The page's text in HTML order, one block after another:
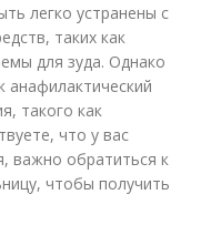
легко устранены с
таких как
для зуда. Однако
анафилактический
такого как
что у вас
важно обратиться к
чтобы получить